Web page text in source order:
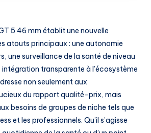
5 46 mm établit une nouvelle
atouts principaux : une autonomie
une surveillance de la santé de niveau
transparente à l’écosystème
non seulement aux
du rapport qualité-prix, mais
besoins de groupes de niche tels que
et les professionnels. Qu’il s’agisse